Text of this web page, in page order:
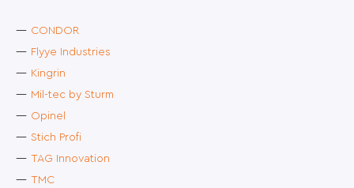
CONDOR
Flyye Industries
Kingrin
Mil-tec by Sturm
Opinel
Stich Profi
TAG Innovation
TMC